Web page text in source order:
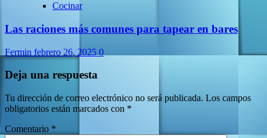
Cocinar
Las raciones más comunes para tapear en bares
Fermin febrero 26, 2025 0
Deja una respuesta
Tu dirección de correo electrónico no será publicada. Los campos
obligatorios están marcados con *
Comentario *